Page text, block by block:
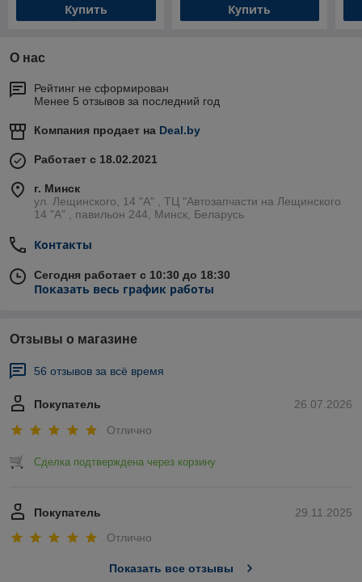
Купить Купить
О нас
Рейтинг не сформирован
Менее 5 отзывов за последний год
Компания продает на Deal.by
Работает с 18.02.2021
г. Минск
ул. Лещинского, 14 "А" , ТЦ "Автозапчасти на Лещинcкого
14 "A" , павильон 244, Минск, Беларусь
Контакты
Сегодня работает с 10:30 до 18:30
Показать весь график работы
Отзывы о магазине
56 отзывов за всё время
26.07.2026
Покупатель
Отлично
Сделка подтверждена через корзину
29.11.2025
Покупатель
Отлично
Показать все отзывы